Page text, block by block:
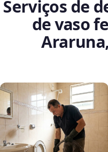
Serviços de
de vaso